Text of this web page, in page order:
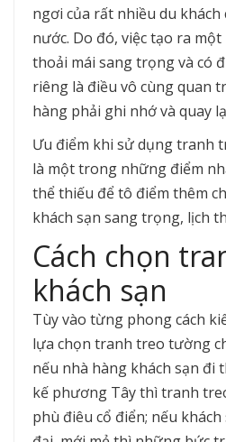
ngơi của rất nhiều du
nước. Do đó, việc tạo ra
thoải mái sang trọng và có
riêng là điều vô cùng quan
hàng phải ghi nhớ và quay
Ưu điểm khi sử dụng tranh
là một trong những điểm
thể thiếu để tô điểm thêm
khách sạn sang trọng, lịch
Cách chọn
khách sạn
Tùy vào từng phong cách
lựa chọn tranh treo tường
nếu nhà hàng khách sạn đi
kế phương Tây thì tranh
phù điêu cổ điển; nếu